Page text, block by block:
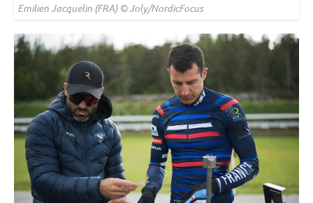
Emilien Jacquelin (FRA) © Joly/NordicFocus